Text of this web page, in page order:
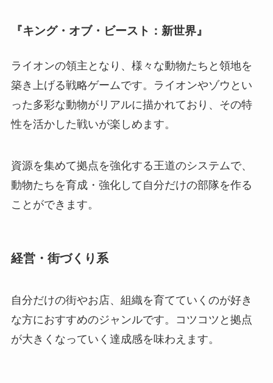
『キング・オブ・ビースト：新世界』
ライオンの領主となり、様々な動物たちと領地を
築き上げる戦略ゲームです。ライオンやゾウとい
った多彩な動物がリアルに描かれており、その特
性を活かした戦いが楽しめます。
資源を集めて拠点を強化する王道のシステムで、
動物たちを育成・強化して自分だけの部隊を作る
ことができます。
経営・街づくり系
自分だけの街やお店、組織を育てていくのが好き
な方におすすめのジャンルです。コツコツと拠点
が大きくなっていく達成感を味わえます。